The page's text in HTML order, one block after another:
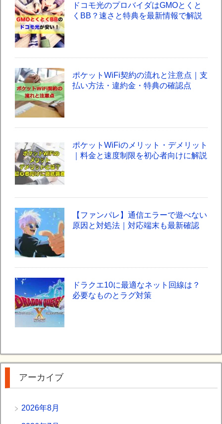
ドコモ光のプロバイダはGMOとくと
くBB？速さと特典を最新情報で解説
ポケットWiFi契約の流れと注意点｜支
払い方法・違約金・特典の確認点
ポケットWiFiのメリット・デメリット
｜料金と速度制限を初心者向けに解説
【ファンパレ】通信エラーで遊べない
原因と対処法｜対応端末も最新確認
ドラクエ10に最適なネット回線は？
必要なものとラグ対策
アーカイブ
2026年8月